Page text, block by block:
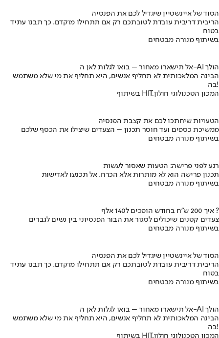
הסוד של איינשטיין שיגדיל לכם את הפנסיה
הריבית דריבית עובדת לטובתכם רק אם תתחילו מוקדם. כך תבנו עתיד
בטוח
בשיתוף מנורה מבטחים
אל תישארו מאחור – בואו לגלות לאן ה-AI הולך
הבינה המלאכותית לא תחליף אנשים, היא תחליף את מי שלא משתמש
בה!
בשיתוף HIT,המכון הטכנולוגי חולון
הטעויות שיחתכו לכם את קצבת הפנסיה
ממשיכת כספים ועד חוסר תכנון – הצעדים שיצילו את הכסף שלכם
בשיתוף מנורה מבטחים
רגע לפני פרישה: הטעות שאסור לעשות
תכנון פרישה הוא לא מותרות אלא הכרח. אל תכנעו לאדישות
בשיתוף מנורה מבטחים
איך 200 ש"ח בחודש הופכים ל140 אלף ?
צעדים קטנים שיכולים לסגור את הבור הפנסיוני בין נשים לגברים
בשיתוף מנורה מבטחים
הסוד של איינשטיין שיגדיל לכם את הפנסיה
הריבית דריבית עובדת לטובתכם רק אם תתחילו מוקדם. כך תבנו עתיד
בטוח
בשיתוף מנורה מבטחים
אל תישארו מאחור – בואו לגלות לאן ה-AI הולך
הבינה המלאכותית לא תחליף אנשים, היא תחליף את מי שלא משתמש
בה!
בשיתוף HIT,המכון הטכנולוגי חולון